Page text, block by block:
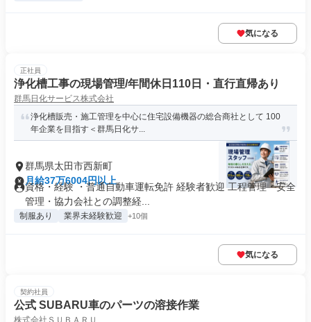
気になる
正社員
浄化槽工事の現場管理/年間休日110日・直行直帰あり
群馬日化サービス株式会社
浄化槽販売・施工管理を中心に住宅設備機器の総合商社として 100
年企業を目指す＜群馬日化サ...
群馬県太田市西新町
月給37万6004円以上
資格・経験 ・普通自動車運転免許 経験者歓迎 工程管理・安全
管理・協力会社との調整経...
制服あり 業界未経験歓迎 +10個
気になる
契約社員
公式 SUBARU車のパーツの溶接作業
株式会社ＳＵＢＡＲＵ